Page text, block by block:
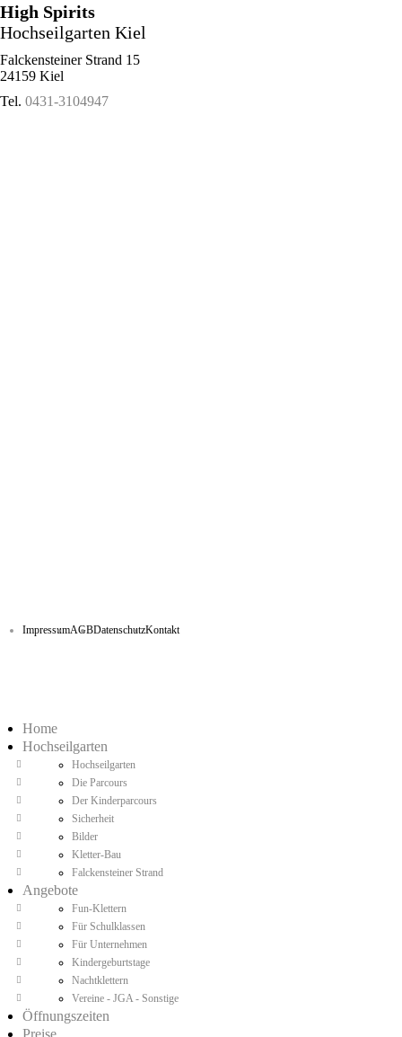
High Spirits
Hochseilgarten Kiel
Falckensteiner Strand 15
24159 Kiel
Tel. 0431-3104947
ImpressumAGBDatenschutzKontakt
Home
Hochseilgarten
Hochseilgarten
Die Parcours
Der Kinderparcours
Sicherheit
Bilder
Kletter-Bau
Falckensteiner Strand
Angebote
Fun-Klettern
Für Schulklassen
Für Unternehmen
Kindergeburtstage
Nachtklettern
Vereine - JGA - Sonstige
Öffnungszeiten
Preise